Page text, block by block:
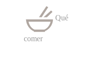
Qué
comer